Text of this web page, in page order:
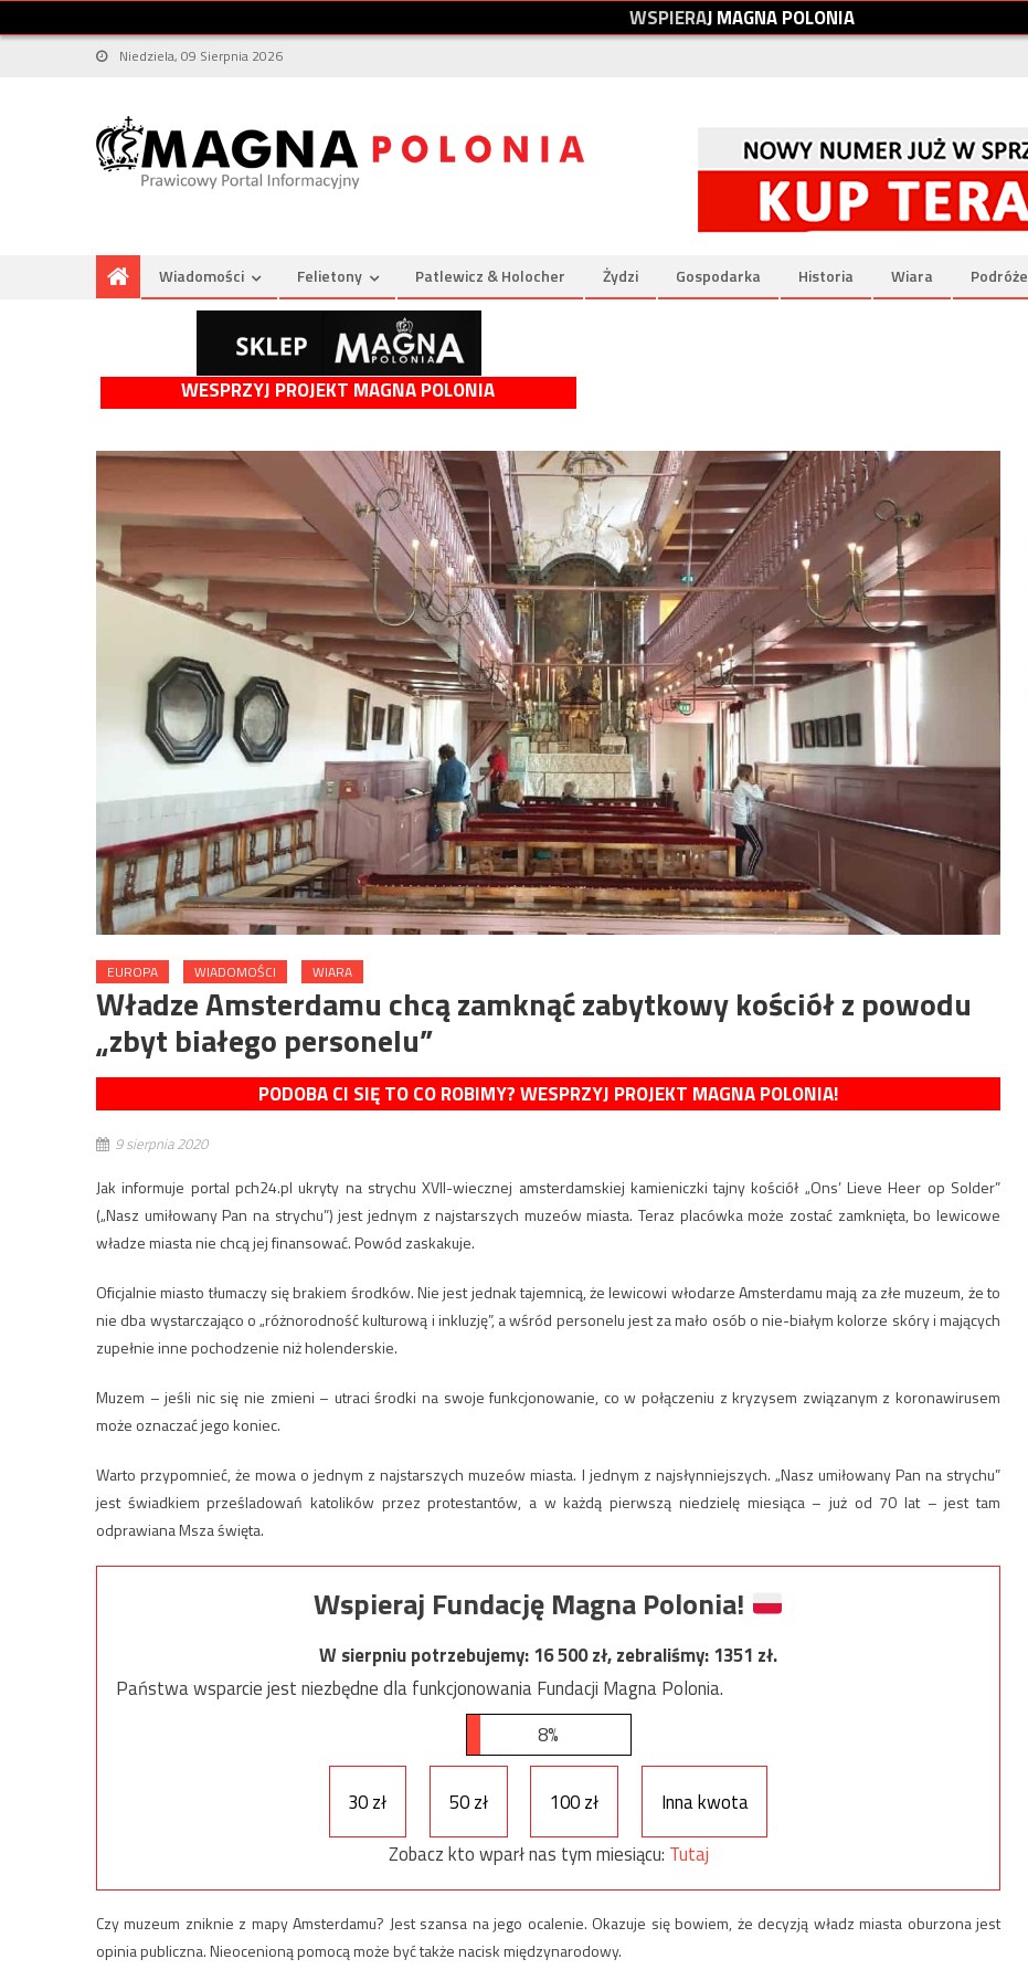
WSPIERAJMAGNAPOLONIA
Niedziela, 09 Sierpnia 2026
Wiadomości Felietony Patlewicz & Holocher Żydzi Gospodarka Historia Wiara Podróże
WESPRZYJ PROJEKT MAGNA POLONIA
EUROPA WIADOMOŚCI WIARA
Władze Amsterdamu chcą zamknąć zabytkowy kościół z powodu
„zbyt białego personelu”
PODOBA CI SIĘ TO CO ROBIMY? WESPRZYJ PROJEKT MAGNA POLONIA!
9 sierpnia 2020
Jak informuje portal pch24.pl ukryty na strychu XVII-wiecznej amsterdamskiej kamieniczki tajny kościół „Ons’ Lieve Heer op Solder”
(„Nasz umiłowany Pan na strychu”) jest jednym z najstarszych muzeów miasta. Teraz placówka może zostać zamknięta, bo lewicowe
władze miasta nie chcą jej finansować. Powód zaskakuje.
Oficjalnie miasto tłumaczy się brakiem środków. Nie jest jednak tajemnicą, że lewicowi włodarze Amsterdamu mają za złe muzeum, że to
nie dba wystarczająco o „różnorodność kulturową i inkluzję”, a wśród personelu jest za mało osób o nie-białym kolorze skóry i mających
zupełnie inne pochodzenie niż holenderskie.
Muzem – jeśli nic się nie zmieni – utraci środki na swoje funkcjonowanie, co w połączeniu z kryzysem związanym z koronawirusem
może oznaczać jego koniec.
Warto przypomnieć, że mowa o jednym z najstarszych muzeów miasta. I jednym z najsłynniejszych. „Nasz umiłowany Pan na strychu”
jest świadkiem prześladowań katolików przez protestantów, a w każdą pierwszą niedzielę miesiąca – już od 70 lat – jest tam
odprawiana Msza święta.
Wspieraj Fundację Magna Polonia!
W sierpniu potrzebujemy:16 500zł, zebraliśmy:1351 zł.
Państwa wsparcie jest niezbędne dla funkcjonowania Fundacji Magna Polonia.
8%
30 zł 50 zł 100 zł
Inna kwota
Zobacz kto wparł nas tym miesiącu: Tutaj
Czy muzeum zniknie z mapy Amsterdamu? Jest szansa na jego ocalenie. Okazuje się bowiem, że decyzją władz miasta oburzona jest
opinia publiczna. Nieocenioną pomocą może być także nacisk międzynarodowy.